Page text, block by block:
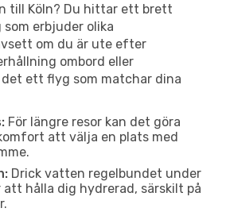
till Köln? Du hittar ett brett
erbjuder olika
om du är ute efter
ombord eller
ett flyg som matchar dina
För längre resor kan det göra
att välja en plats med
Drick vatten regelbundet under
hålla dig hydrerad, särskilt på